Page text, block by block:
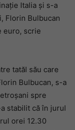
Italia şi s-a
Florin Bulbucan
euro, scrie
tatăl său care
Bulbucan, s-a
spre
stabilit că în jurul
orei 12.30